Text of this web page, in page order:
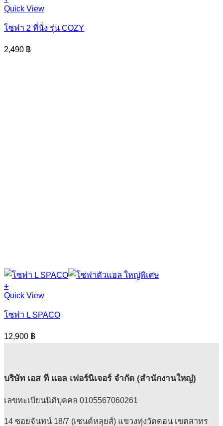
Quick View
โซฟา 2 ที่นั่ง รุ่น COZY
2,490 ฿
+
Quick View
โซฟา L SPACO
12,900 ฿
บริษัท เอส ที แอล เฟอร์นิเจอร์ จำกัด (สำนักงานใหญ่)
เลขทะเบียนนิติบุคคล 0105567060261
14 ซอยจันทน์ 18/7 (เซนต์หลุยส์) แขวงทุ่งวัดดอน เขตสาทร